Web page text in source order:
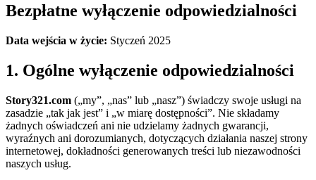
Bezpłatne wyłączenie odpowiedzialności
Data wejścia w życie: Styczeń 2025
1. Ogólne wyłączenie odpowiedzialności
Story321.com („my”, „nas” lub „nasz”) świadczy swoje usługi na
zasadzie „tak jak jest” i „w miarę dostępności”. Nie składamy
żadnych oświadczeń ani nie udzielamy żadnych gwarancji,
wyraźnych ani dorozumianych, dotyczących działania naszej strony
internetowej, dokładności generowanych treści lub niezawodności
naszych usług.